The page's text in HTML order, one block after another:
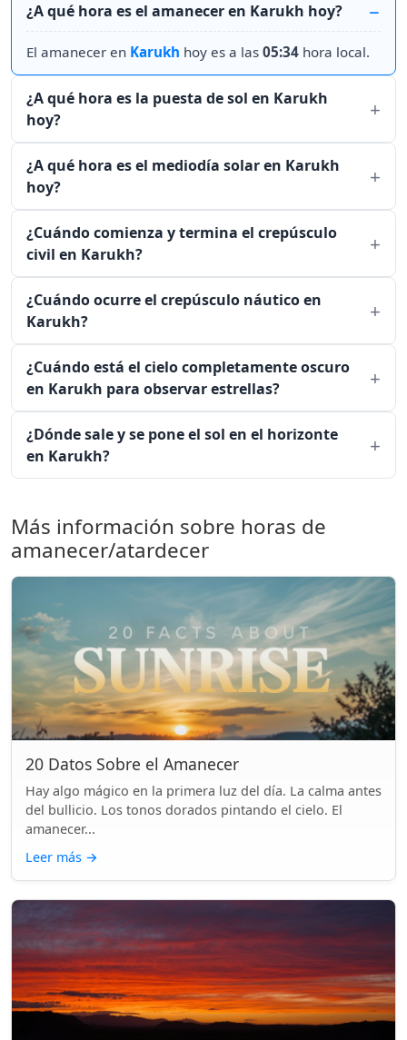
¿A qué hora es el amanecer en Karukh hoy?
El amanecer en Karukh hoy es a las 05:34 hora local.
¿A qué hora es la puesta de sol en Karukh
hoy?
¿A qué hora es el mediodía solar en Karukh
hoy?
¿Cuándo comienza y termina el crepúsculo
civil en Karukh?
¿Cuándo ocurre el crepúsculo náutico en
Karukh?
¿Cuándo está el cielo completamente oscuro
en Karukh para observar estrellas?
¿Dónde sale y se pone el sol en el horizonte
en Karukh?
Más información sobre horas de
amanecer/atardecer
20 Datos Sobre el Amanecer
Hay algo mágico en la primera luz del día. La calma antes
del bullicio. Los tonos dorados pintando el cielo. El
amanecer...
Leer más →